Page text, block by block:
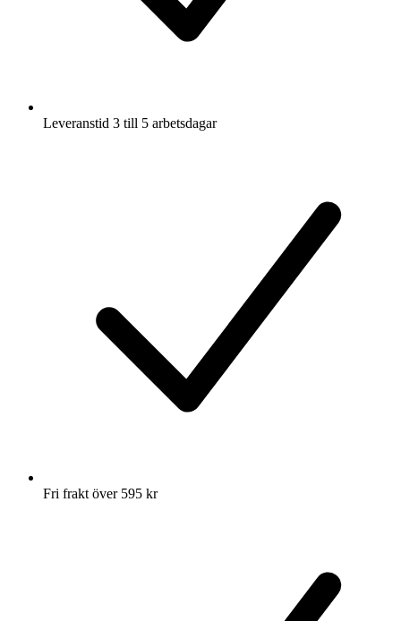
Leveranstid 3 till 5 arbetsdagar
Fri frakt över 595 kr